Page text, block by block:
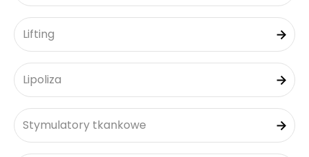
Lifting
Lipoliza
Stymulatory tkankowe